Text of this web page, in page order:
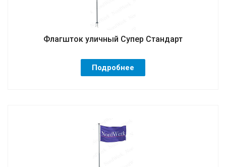
Флагшток уличный Супер Стандарт
Подробнее